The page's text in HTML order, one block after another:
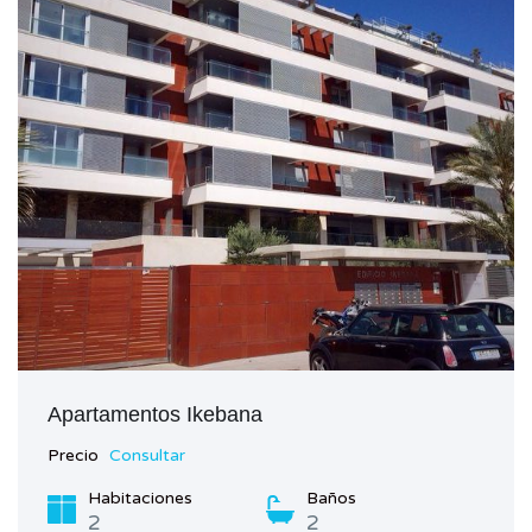
Apartamentos Ikebana
Precio Consultar
Habitaciones
2
Baños
2